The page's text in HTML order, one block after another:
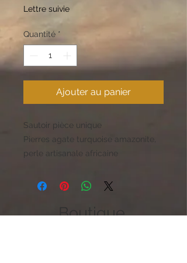
original
Lettre suivie
Quantité *
Ajouter au panier
Sautoir pièce unique
Pierres agate turquoise amazonite,
perle artisanale africaine
Boutique